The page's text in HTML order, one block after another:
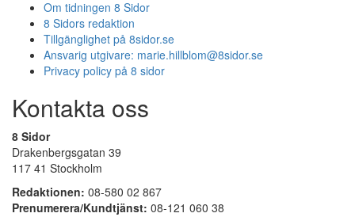
Om tidningen 8 Sidor
8 Sidors redaktion
Tillgänglighet på 8sidor.se
Ansvarig utgivare: marie.hillblom@8sidor.se
Privacy policy på 8 sidor
Kontakta oss
8 Sidor
Drakenbergsgatan 39
117 41 Stockholm
Redaktionen: 08-580 02 867
Prenumerera/Kundtjänst: 08-121 060 38